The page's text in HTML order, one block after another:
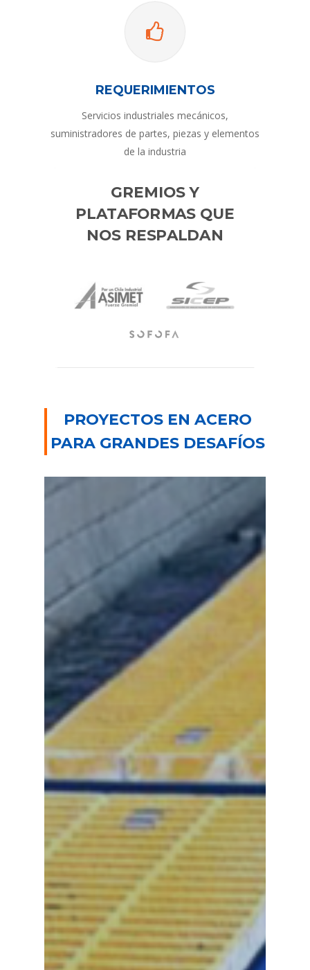
REQUERIMIENTOS
Servicios industriales mecánicos,
suministradores de partes, piezas y elementos
de la industria
GREMIOS Y
PLATAFORMAS QUE
NOS RESPALDAN
PROYECTOS EN ACERO
PARA GRANDES DESAFÍOS